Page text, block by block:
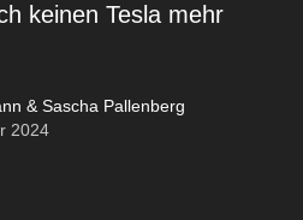
keinen Tesla mehr
& Sascha Pallenberg
2024